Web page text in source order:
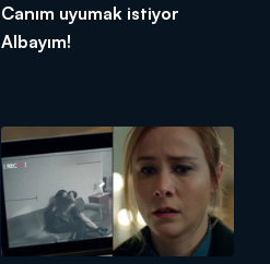
Canım uyumak istiyor
Albayım!